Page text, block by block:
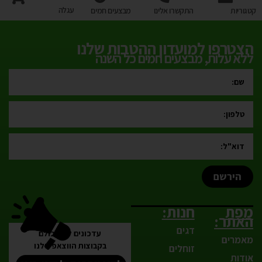
קטגוריות התקשרו אלינו מבצעים חמים עגלה
הצטרפו למועדון ההטבות שלנו
ללא עלות, מבצעים חמים כל השנה
הירשם
מפת
האתר:
מאמרים
אודות
חנות:
דגים
זוחלים
עדכונים לפני כולם
בקבוצות הווצאפ שלנו